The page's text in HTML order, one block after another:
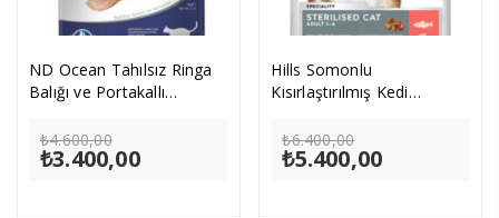
ND Ocean Tahılsız Ringa
Balığı ve Portakallı
Maması 5kg
₺4.600,00Orijinal
fiyat:
₺4.600,00.
₺3.400,00Şu
Hills Somonlu
Kısırlaştırılmış Kedi
₺6.400,00Orijinal
fiyat:
₺6.400,00.
₺5.400,00Şu